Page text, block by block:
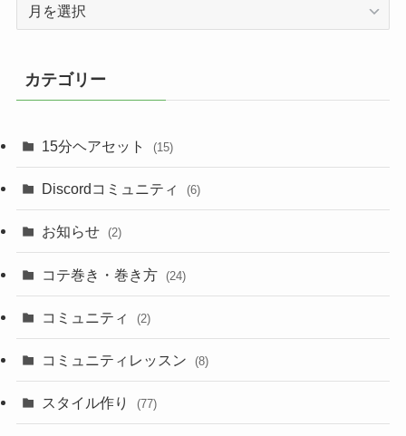
ブ
カテゴリー
15分ヘアセット (15)
Discordコミュニティ (6)
お知らせ (2)
コテ巻き・巻き方 (24)
コミュニティ (2)
コミュニティレッスン (8)
スタイル作り (77)